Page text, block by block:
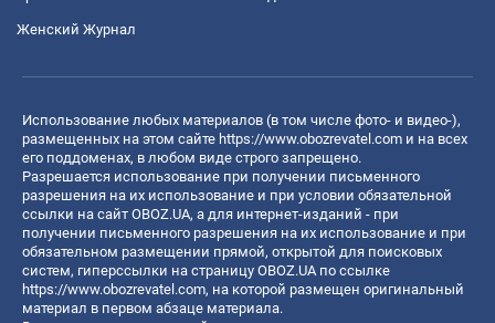
Женский Журнал
Использование любых материалов (в том числе фото- и видео-),
размещенных на этом сайте https://www.obozrevatel.com и на всех
его поддоменах, в любом виде строго запрещено.
Разрешается использование при получении письменного
разрешения на их использование и при условии обязательной
ссылки на сайт OBOZ.UA, а для интернет-изданий - при
получении письменного разрешения на их использование и при
обязательном размещении прямой, открытой для поисковых
систем, гиперссылки на страницу OBOZ.UA по ссылке
https://www.obozrevatel.com, на которой размещен оригинальный
материал в первом абзаце материала.